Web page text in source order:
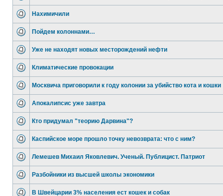
Нахимичили
Пойдем колоннами…
Уже не находят новых месторождений нефти
Климатические провокации
Москвича приговорили к году колонии за убийство кота и кошки
Апокалипсис уже завтра
Кто придумал "теорию Дарвина"?
Каспийское море прошло точку невозврата: что с ним?
Лемешев Михаил Яковлевич. Ученый. Публицист. Патриот
Разбойники из высшей школы экономики
В Швейцарии 3% населения ест кошек и собак